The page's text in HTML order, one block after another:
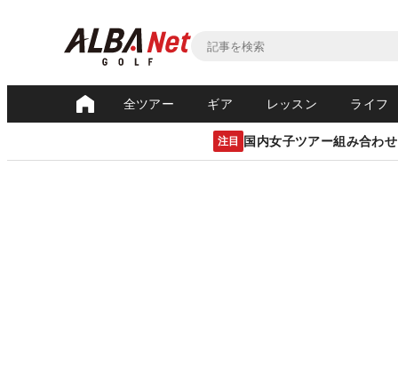
全ツアー ギア レッスン ライフ
注目 国内女子ツアー組み合わせ